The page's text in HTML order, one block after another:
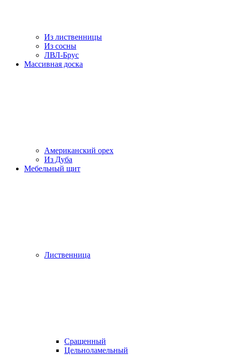
Из лиственницы
Из сосны
ЛВЛ-Брус
Массивная доска
Американский орех
Из Дуба
Мебельный щит
Лиственница
Сращенный
Цельноламельный